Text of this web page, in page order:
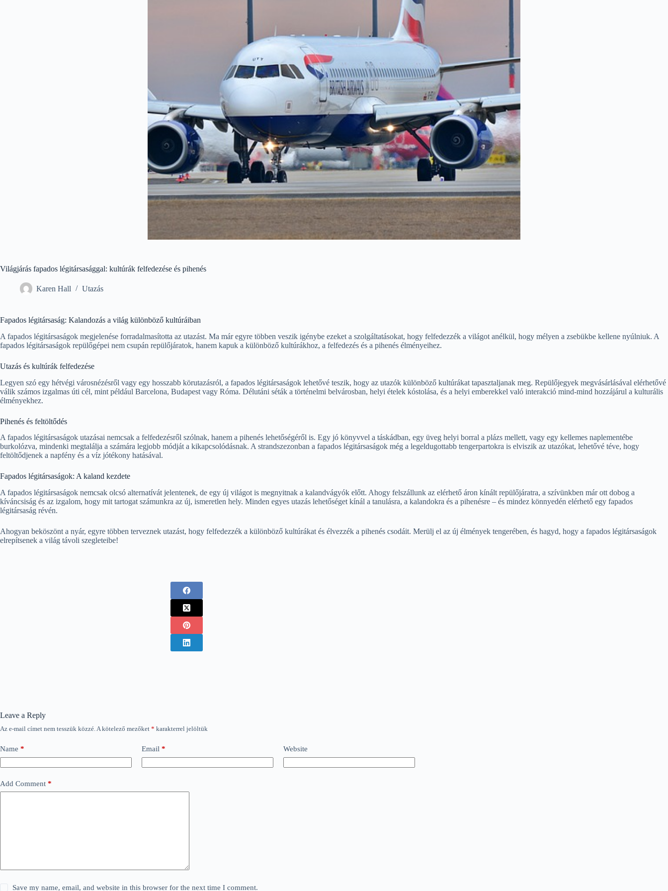
Világjárás fapados légitársasággal: kultúrák felfedezése és pihenés
Karen Hall Utazás
Fapados légitársaság: Kalandozás a világ különböző kultúráiban
A fapados légitársaságok megjelenése forradalmasította az utazást. Ma már egyre többen veszik igénybe ezeket a szolgáltatásokat, hogy felfedezzék a világot anélkül, hogy mélyen a zsebükbe kellene nyúlniuk. A
fapados légitársaságok repülőgépei nem csupán repülőjáratok, hanem kapuk a különböző kultúrákhoz, a felfedezés és a pihenés élményeihez.
Utazás és kultúrák felfedezése
Legyen szó egy hétvégi városnézésről vagy egy hosszabb körutazásról, a fapados légitársaságok lehetővé teszik, hogy az utazók különböző kultúrákat tapasztaljanak meg. Repülőjegyek megvásárlásával elérhetővé
válik számos izgalmas úti cél, mint például Barcelona, Budapest vagy Róma. Délutáni séták a történelmi belvárosban, helyi ételek kóstolása, és a helyi emberekkel való interakció mind-mind hozzájárul a kulturális
élményekhez.
Pihenés és feltöltődés
A fapados légitársaságok utazásai nemcsak a felfedezésről szólnak, hanem a pihenés lehetőségéről is. Egy jó könyvvel a táskádban, egy üveg helyi borral a plázs mellett, vagy egy kellemes naplementébe
burkolózva, mindenki megtalálja a számára legjobb módját a kikapcsolódásnak. A strandszezonban a fapados légitársaságok még a legeldugottabb tengerpartokra is elviszik az utazókat, lehetővé téve, hogy
feltöltődjenek a napfény és a víz jótékony hatásával.
Fapados légitársaságok: A kaland kezdete
A fapados légitársaságok nemcsak olcsó alternatívát jelentenek, de egy új világot is megnyitnak a kalandvágyók előtt. Ahogy felszállunk az elérhető áron kínált repülőjáratra, a szívünkben már ott dobog a
kíváncsiság és az izgalom, hogy mit tartogat számunkra az új, ismeretlen hely. Minden egyes utazás lehetőséget kínál a tanulásra, a kalandokra és a pihenésre – és mindez könnyedén elérhető egy fapados
légitársaság révén.
Ahogyan beköszönt a nyár, egyre többen terveznek utazást, hogy felfedezzék a különböző kultúrákat és élvezzék a pihenés csodáit. Merülj el az új élmények tengerében, és hagyd, hogy a fapados légitársaságok
elrepítsenek a világ távoli szegleteibe!
Leave a Reply
Az e-mail címet nem tesszük közzé.A kötelező mezőket * karakterrel jelöltük
Name * Email * Website
Add Comment *
Save my name, email, and website in this browser for the next time I comment.